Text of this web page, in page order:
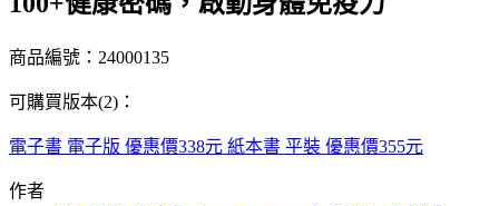
商品編號：24000135
可購買版本(2)：
電子書 電子版 優惠價338元 紙本書 平裝 優惠價355元
作者